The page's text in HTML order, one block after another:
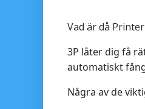
Vad är då
3P låter dig få
automatiskt
Några av de